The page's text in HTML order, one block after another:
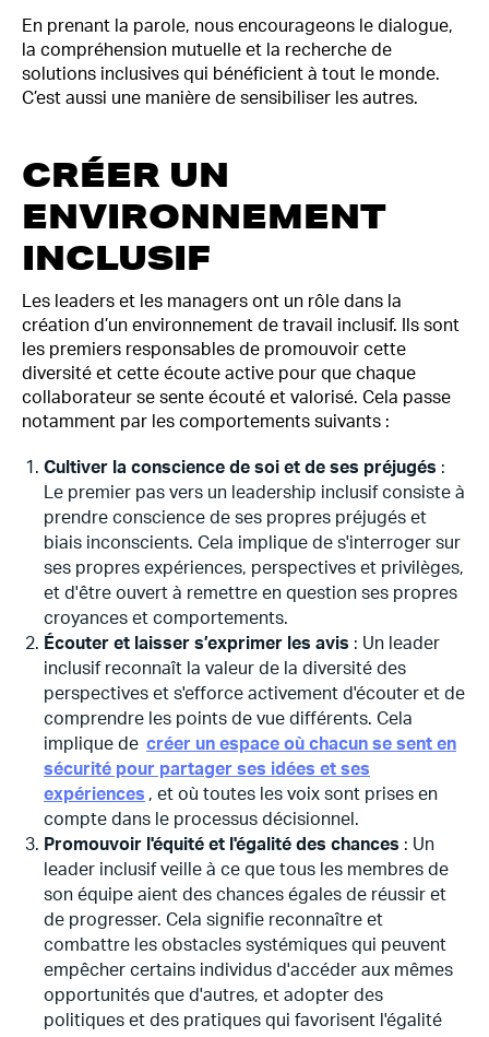
En prenant la parole, nous encourageons le dialogue,
la compréhension mutuelle et la recherche de
solutions inclusives qui bénéficient à tout le monde.
C’est aussi une manière de sensibiliser les autres.
CRÉER UN
ENVIRONNEMENT
INCLUSIF
Les leaders et les managers ont un rôle dans la
création d’un environnement de travail inclusif. Ils sont
les premiers responsables de promouvoir cette
diversité et cette écoute active pour que chaque
collaborateur se sente écouté et valorisé. Cela passe
notamment par les comportements suivants :
Cultiver la conscience de soi et de ses préjugés :
Le premier pas vers un leadership inclusif consiste à
prendre conscience de ses propres préjugés et
biais inconscients. Cela implique de s'interroger sur
ses propres expériences, perspectives et privilèges,
et d'être ouvert à remettre en question ses propres
croyances et comportements.
Écouter et laisser s’exprimer les avis : Un leader
inclusif reconnaît la valeur de la diversité des
perspectives et s'efforce activement d'écouter et de
comprendre les points de vue différents. Cela
implique de créer un espace où chacun se sent en
sécurité pour partager ses idées et ses
expériences , et où toutes les voix sont prises en
compte dans le processus décisionnel.
Promouvoir l'équité et l'égalité des chances : Un
leader inclusif veille à ce que tous les membres de
son équipe aient des chances égales de réussir et
de progresser. Cela signifie reconnaître et
combattre les obstacles systémiques qui peuvent
empêcher certains individus d'accéder aux mêmes
opportunités que d'autres, et adopter des
politiques et des pratiques qui favorisent l'égalité